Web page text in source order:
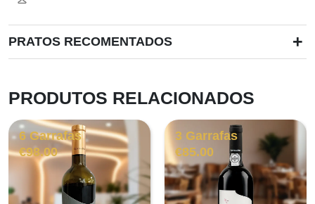
PRATOS RECOMENTADOS +
PRODUTOS RELACIONADOS
6 Garrafas
€98.00
3 Garrafas
€85.00